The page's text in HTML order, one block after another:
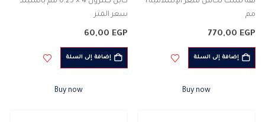
مم
الشركة المصنعة للمنتج :
سلك أحادي PVC مرن
خال من الهالوجين
770,00 EGP
إضافة إلى السلة
Buy now
سعر المتر
الغلاف الخارجي رمادى PVC
عدد النوى 4
غمد اللون الاسود
60,00 EGP
إضافة إلى السلة
Buy now